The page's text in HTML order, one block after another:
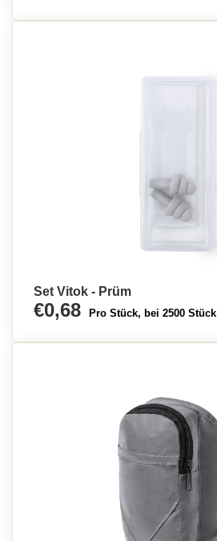
Set Vitok - Prüm
€0,68 Pro Stück, bei 2500 Stück